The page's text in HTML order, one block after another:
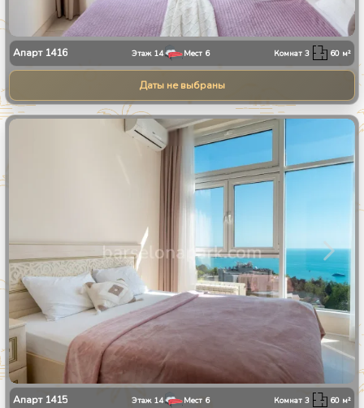
Апарт 1416 Этаж 14 Мест 6 Комнат3 60 м²
Даты не выбраны
Апарт 1415 Этаж 14 Мест 6 Комнат3 60 м²